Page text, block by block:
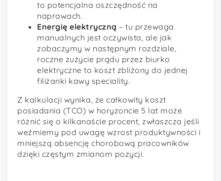
to potencjalna oszczędność na
naprawach.
Energię elektryczną – tu przewaga
manualnych jest oczywista, ale jak
zobaczymy w następnym rozdziale,
roczne zużycie prądu przez biurko
elektryczne to koszt zbliżony do jednej
filiżanki kawy speciality.
Z kalkulacji wynika, że całkowity koszt
posiadania (TCO) w horyzoncie 5 lat może
różnić się o kilkanaście procent, zwłaszcza jeśli
weźmiemy pod uwagę wzrost produktywności i
mniejszą absencję chorobową pracowników
dzięki częstym zmianom pozycji.